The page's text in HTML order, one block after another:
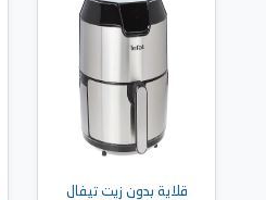
قلاية بدون زيت تيفال